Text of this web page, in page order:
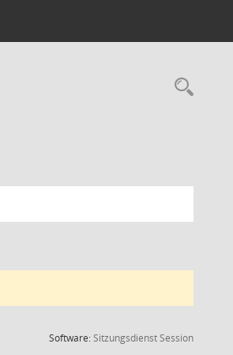
Software:SitzungsdienstSession(Wird in